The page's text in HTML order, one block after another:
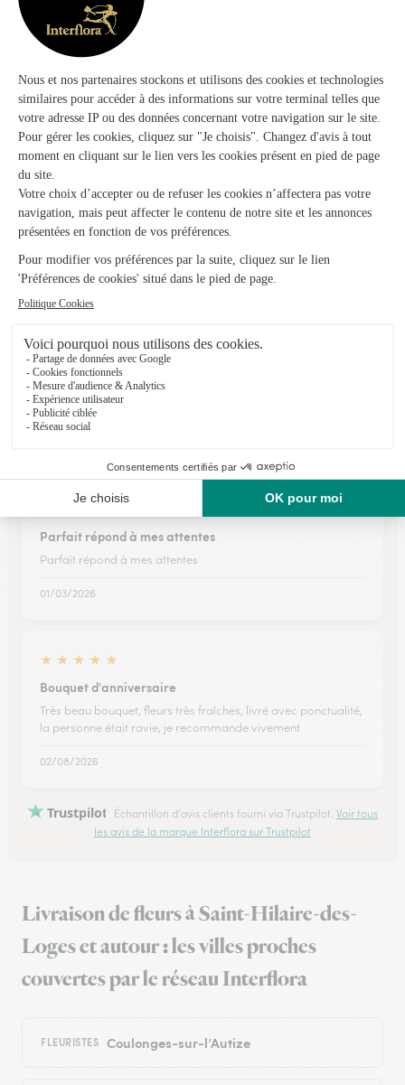
Ils ont fait livrer des fleurs ou une plante à
Saint-Hilaire-des-Loges
★
Livraison le même jour très appréciée
Livraison le même jour très appréciée
19/05/2026
Une société qui n'a plus a faire ses…
Une société qui n'a plus a faire ses preuves toujours au TOP
Fleurs fraîches composition respecté livraison dans les temps
Merci
Parfait répond à mes attentes
Parfait répond à mes attentes
01/03/2026
★ ★ ★ ★ ★
Bouquet d'anniversaire
Très beau bouquet, fleurs très fraîches, livré avec ponctualité,
la personne était ravie, je recommande vivement
02/08/2026
Trustpilot Échantillon d'avis clients fourni via Trustpilot. Voir tous
les avis de la marque Interflora sur Trustpilot
Livraison de fleurs à Saint-Hilaire-des-
Loges et autour : les villes proches
couvertes par le réseau Interflora
FLEURISTES Coulonges-sur-l’Autize